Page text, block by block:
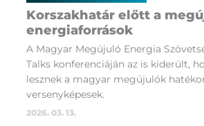
Korszakhatár előtt a
energiaforrások
A Magyar Megújuló Energia
Talks konferenciáján az is kiderült,
lesznek a magyar megújulók
versenyképesek.
2026. 03. 13.